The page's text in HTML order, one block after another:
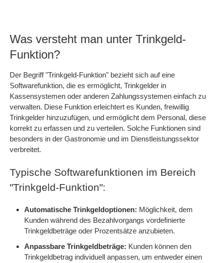
Was versteht man unter Trinkgeld-
Funktion?
Der Begriff "Trinkgeld-Funktion" bezieht sich auf eine
Softwarefunktion, die es ermöglicht, Trinkgelder in
Kassensystemen oder anderen Zahlungssystemen einfach zu
verwalten. Diese Funktion erleichtert es Kunden, freiwillig
Trinkgelder hinzuzufügen, und ermöglicht dem Personal, diese
korrekt zu erfassen und zu verteilen. Solche Funktionen sind
besonders in der Gastronomie und im Dienstleistungssektor
verbreitet.
Typische Softwarefunktionen im Bereich
"Trinkgeld-Funktion":
Automatische Trinkgeldoptionen: Möglichkeit, dem
Kunden während des Bezahlvorgangs vordefinierte
Trinkgeldbeträge oder Prozentsätze anzubieten.
Anpassbare Trinkgeldbeträge: Kunden können den
Trinkgeldbetrag individuell anpassen, um entweder einen